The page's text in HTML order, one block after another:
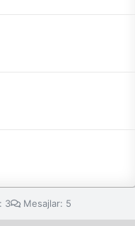
3 Mesajlar 5